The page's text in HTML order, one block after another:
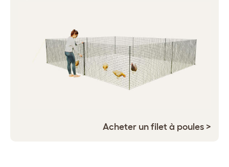
Acheter un filet à poules >